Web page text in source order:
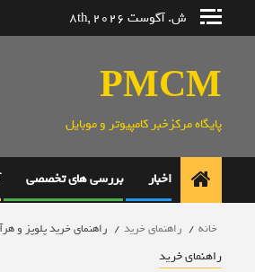
ش. آگوست 8th, 2026
PMCM
پایگاه مرکزخبر کامپیوتر و موبایل
اخبار بررسی های تخصصی
خانه راهنمای خرید راهنمای خرید پلوپز و
راهنمای خرید